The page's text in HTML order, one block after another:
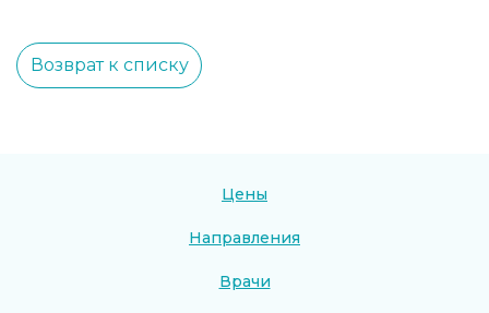
Возврат к списку
Цены
Направления
Врачи